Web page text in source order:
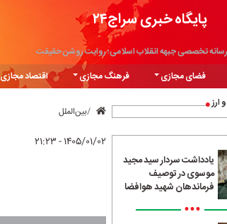
پایگاه خبری سراج۲۴
رسانه تخصصی جبهه انقلاب اسلامی؛ روایت روشن حقیقت
فضای مجازی فرهنگ مجازی اقتصاد
ارز
یادداشت سردار سید مجید
موسوی در توصیف
فرماندهان شهید هوافضا
•••
بین‌الملل
۱۴۰۵/۰۱/۰۲ - ۲۱:۲۳